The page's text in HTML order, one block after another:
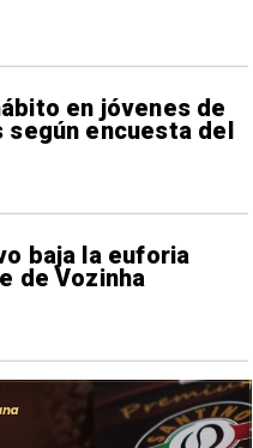
en jóvenes de
según encuesta del
baja la euforia
de Vozinha